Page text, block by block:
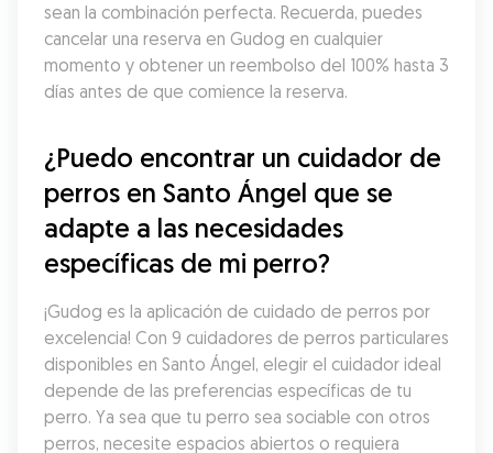
sean la combinación perfecta. Recuerda, puedes
cancelar una reserva en Gudog en cualquier
momento y obtener un reembolso del 100% hasta 3
días antes de que comience la reserva.
¿Puedo encontrar un cuidador de
perros en Santo Ángel que se
adapte a las necesidades
específicas de mi perro?
¡Gudog es la aplicación de cuidado de perros por
excelencia! Con 9 cuidadores de perros particulares
disponibles en Santo Ángel, elegir el cuidador ideal
depende de las preferencias específicas de tu
perro. Ya sea que tu perro sea sociable con otros
perros, necesite espacios abiertos o requiera